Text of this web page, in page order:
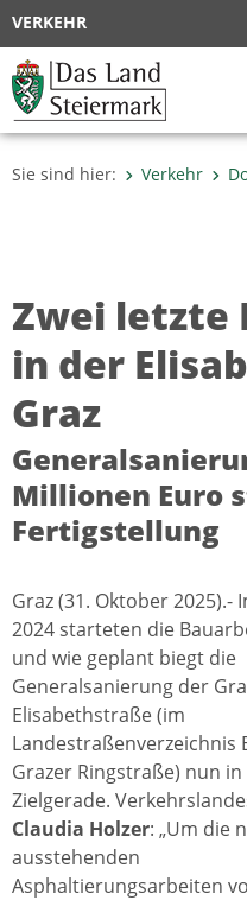
VERKEHR
Sie sind hier: Verkehr
Zwei letzte
in der
Graz
Millionen Euro
Fertigstellung
Graz (31. Oktober 2025).-
2024 starteten die
und wie geplant biegt die
Generalsanierung der
Elisabethstraße (im
Landestraßenverzeichnis
Grazer Ringstraße) nun
Zielgerade.
Claudia Holzer: „Um die
ausstehenden
Asphaltierungsarbeiten